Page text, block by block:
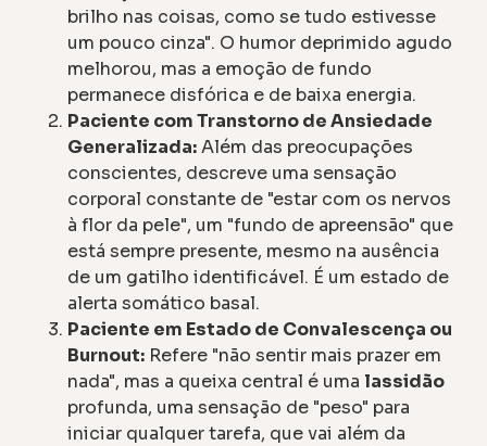
brilho nas coisas, como se tudo estivesse
um pouco cinza". O humor deprimido agudo
melhorou, mas a emoção de fundo
permanece disfórica e de baixa energia.
Paciente com Transtorno de Ansiedade
Generalizada:Além das preocupações
conscientes, descreve uma sensação
corporal constante de "estar com os nervos
à flor da pele", um "fundo de apreensão" que
está sempre presente, mesmo na ausência
de um gatilho identificável. É um estado de
alerta somático basal.
Paciente em Estado de Convalescença ou
Burnout: Refere "não sentir mais prazer em
nada", mas a queixa central é uma lassidão
profunda, uma sensação de "peso" para
iniciar qualquer tarefa, que vai além da